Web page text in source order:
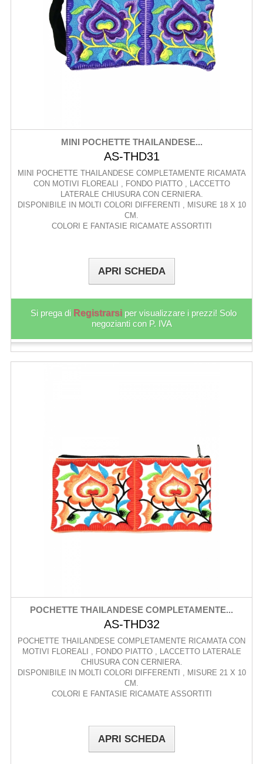
MINI POCHETTE THAILANDESE...
AS-THD31
MINI POCHETTE THAILANDESE COMPLETAMENTE RICAMATA
CON MOTIVI FLOREALI , FONDO PIATTO , LACCETTO
LATERALE CHIUSURA CON CERNIERA.
DISPONIBILE IN MOLTI COLORI DIFFERENTI , MISURE 18 X 10
CM.
COLORI E FANTASIE RICAMATE ASSORTITI
APRI SCHEDA
Si prega di Registrarsi per visualizzare i prezzi! Solo
negozianti con P. IVA
POCHETTE THAILANDESE COMPLETAMENTE...
AS-THD32
POCHETTE THAILANDESE COMPLETAMENTE RICAMATA CON
MOTIVI FLOREALI , FONDO PIATTO , LACCETTO LATERALE
CHIUSURA CON CERNIERA.
DISPONIBILE IN MOLTI COLORI DIFFERENTI , MISURE 21 X 10
CM.
COLORI E FANTASIE RICAMATE ASSORTITI
APRI SCHEDA